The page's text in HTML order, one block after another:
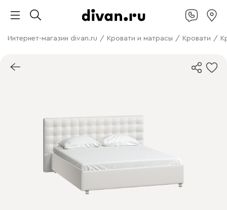
Интернет-магазин divan.ru / Кровати и матрасы / Кровати /